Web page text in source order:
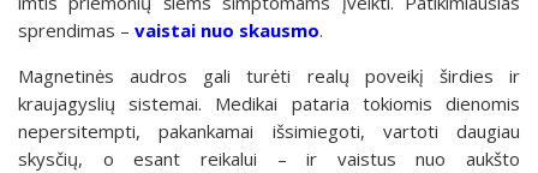
sprendimas – vaistai nuo skausmo.
Magnetinės audros gali turėti realų poveikį širdies ir
kraujagyslių sistemai. Medikai pataria tokiomis dienomis
nepersitempti, pakankamai išsimiegoti, vartoti daugiau
skysčių, o esant reikalui – ir vaistus nuo aukšto